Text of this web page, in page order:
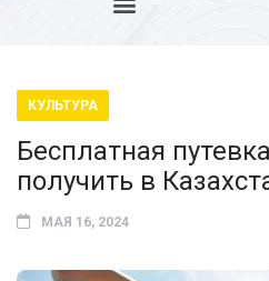
КУЛЬТУРА
Бесплатная
получить в
МАЯ 16, 2024